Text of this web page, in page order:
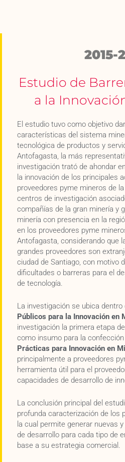
2015-
Estudio de
a la
El estudio tuvo como objetivo
características del sistema
tecnológica de productos y
Antofagasta, la más
investigación trató de ahondar
la innovación de los principales
proveedores pyme mineros de
centros de investigación
compañías de la gran minería y
minería con presencia en la
en los proveedores pyme
Antofagasta, considerando que
grandes proveedores son
ciudad de Santiago, con motivo
dificultades o barreras para el
de tecnología.
La investigación se ubica dentro
Públicos para la Innovación en
investigación la primera etapa
como insumo para la confección
Prácticas para Innovación en
principalmente a proveedores
herramienta útil para el
capacidades de desarrollo de
La conclusión principal del
profunda caracterización de los
la cual permite generar nuevas
de desarrollo para cada tipo de
base a su estrategia comercial.